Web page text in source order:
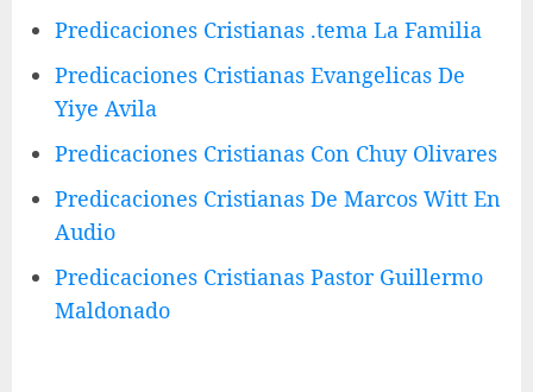
Predicaciones Cristianas .tema La Familia
Predicaciones Cristianas Evangelicas De
Yiye Avila
Predicaciones Cristianas Con Chuy Olivares
Predicaciones Cristianas De Marcos Witt En
Audio
Predicaciones Cristianas Pastor Guillermo
Maldonado